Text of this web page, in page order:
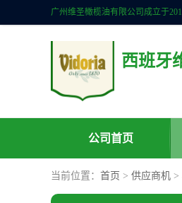
西班牙
公司首页
当前位置： 首页 > 供应商机 >